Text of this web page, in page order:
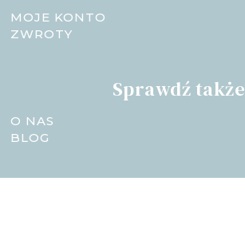
MOJE KONTO
ZWROTY
Sprawdź także
O NAS
BLOG